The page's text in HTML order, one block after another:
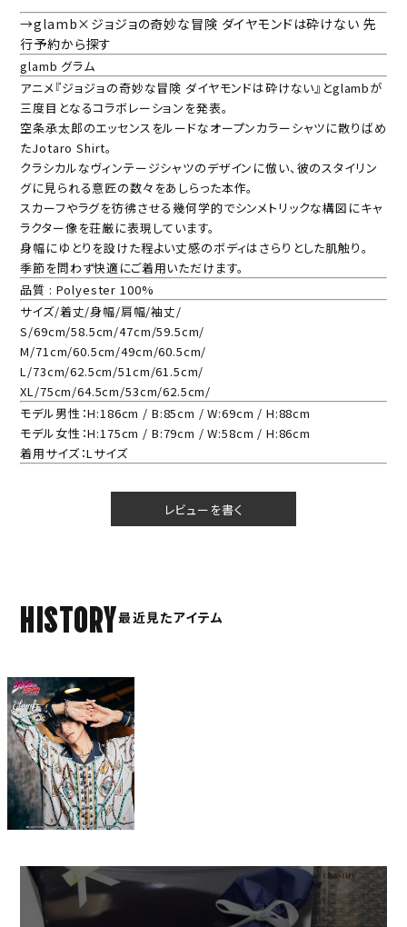
→glamb×ジョジョの奇妙な冒険 ダイヤモンドは砕けない 先
行予約から探す
glamb グラム
アニメ『ジョジョの奇妙な冒険 ダイヤモンドは砕けない』とglambが
三度目となるコラボレーションを発表。
空条承太郎のエッセンスをルードなオープンカラーシャツに散りばめ
たJotaro Shirt。
クラシカルなヴィンテージシャツのデザインに倣い、彼のスタイリン
グに見られる意匠の数々をあしらった本作。
スカーフやラグを彷彿させる幾何学的でシンメトリックな構図にキャ
ラクター像を荘厳に表現しています。
身幅にゆとりを設けた程よい丈感のボディはさらりとした肌触り。
季節を問わず快適にご着用いただけます。
品質 : Polyester 100%
サイズ/着丈/身幅/肩幅/袖丈/
S/69cm/58.5cm/47cm/59.5cm/
M/71cm/60.5cm/49cm/60.5cm/
L/73cm/62.5cm/51cm/61.5cm/
XL/75cm/64.5cm/53cm/62.5cm/
モデル男性：H:186cm / B:85cm / W:69cm / H:88cm
モデル女性：H:175cm / B:79cm / W:58cm / H:86cm
着用サイズ：Lサイズ
レビューを書く
HISTORY最近見たアイテム